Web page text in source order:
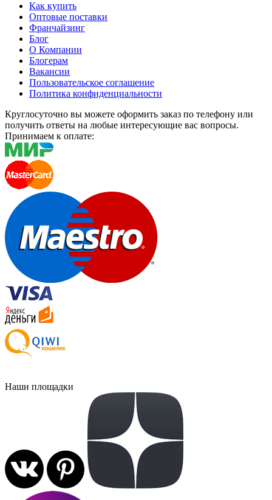
Как купить
Оптовые поставки
Франчайзинг
Блог
О Компании
Блогерам
Вакансии
Пользовательское соглашение
Политика конфиденциальности
Круглосуточно вы можете оформить заказ по телефону или
получить ответы на любые интересующие вас вопросы.
Принимаем к оплате:
Наши площадки